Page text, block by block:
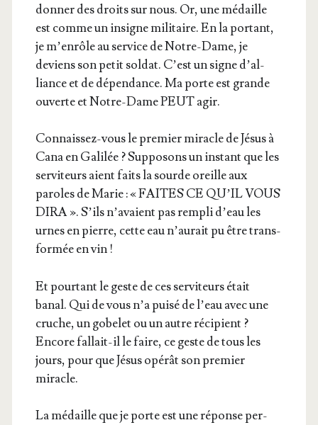
don­ner des droits sur nous. Or, une médaille
est comme un insigne mili­taire. En la por­tant,
je m’en­rôle au ser­vice de Notre-Dame, je
deviens son petit sol­dat. C’est un signe d’al­
liance et de dépen­dance. Ma porte est grande
ouverte et Notre-Dame PEUT agir.
Connais­sez-vous le pre­mier miracle de Jésus à
Cana en Gali­lée ? Sup­po­sons un ins­tant que les
ser­vi­teurs aient faits la sourde oreille aux
paroles de Marie : « FAITES CE QU’IL VOUS
DIRA ». S’ils n’a­vaient pas rem­pli d’eau les
urnes en pierre, cette eau n’au­rait pu être trans­
for­mée en vin !
Et pour­tant le geste de ces ser­vi­teurs était
banal. Qui de vous n’a pui­sé de l’eau avec une
cruche, un gobe­let ou un autre réci­pient ?
Encore fal­lait-il le faire, ce geste de tous les
jours, pour que Jésus opé­rât son pre­mier
miracle.
La médaille que je porte est une réponse per­